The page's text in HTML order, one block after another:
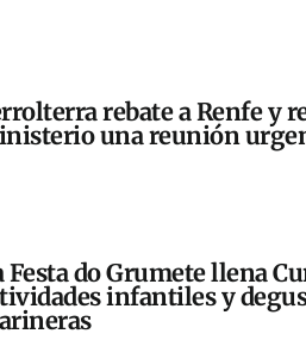
rebate a Renfe y
una reunión
Festa do Grumete llena
infantiles y